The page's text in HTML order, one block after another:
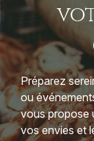
Préparez
ou
vous propose
vos envies et